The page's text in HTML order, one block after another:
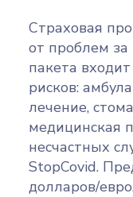
Страховая
от проблем
пакета
рисков:
лечение,
медицинская
несчастных
StopCovid.
долларов/